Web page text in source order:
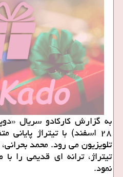
به گزارش كاركادو سریال
۲۸ اسفند) با تیتراژ
تلویزیون می رود. محمد
تیتراژ، ترانه ای قدیمی را
نمود.